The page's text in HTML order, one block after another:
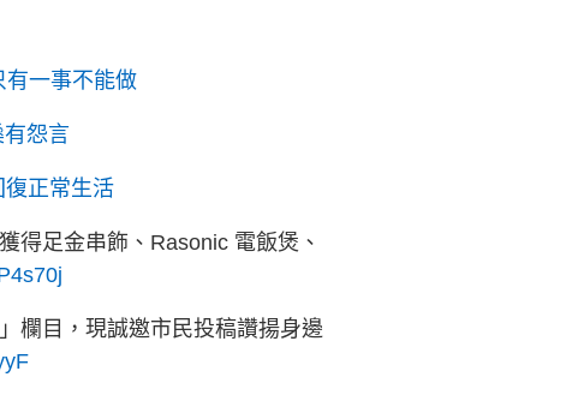
有一事不能做
怨言
正常生活
得足金串飾、Rasonic 電飯煲、
欄目，現誠邀市民投稿讚揚身邊